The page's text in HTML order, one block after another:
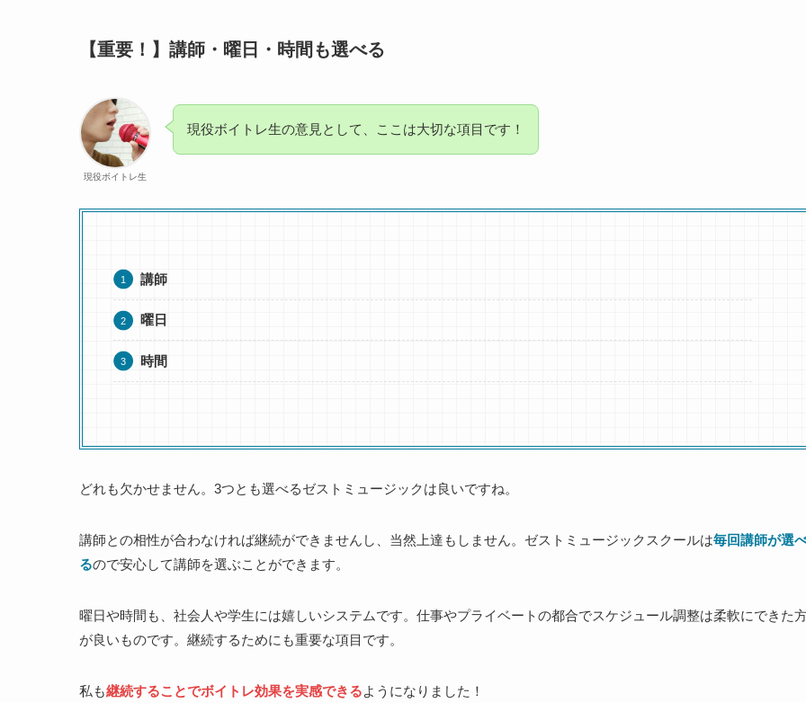
【重要！】講師・曜日・時間も選べる
現役ボイトレ生
現役ボイトレ生の意見として、ここは大切な項目です！
講師
曜日
時間
どれも欠かせません。3つとも選べるゼストミュージックは良いですね。
講師との相性が合わなければ継続ができませんし、当然上達もしません。ゼストミュージックスクールは毎回講師が選
るので安心して講師を選ぶことができます。
曜日や時間も、社会人や学生には嬉しいシステムです。仕事やプライベートの都合でスケジュール調整は柔軟にできた
が良いものです。継続するためにも重要な項目です。
私も継続することでボイトレ効果を実感できるようになりました！